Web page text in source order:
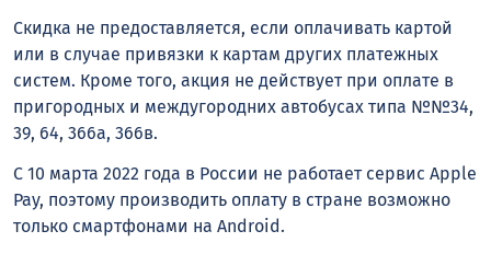
Скидка не предоставляется, если оплачивать картой
или в случае привязки к картам других платежных
систем. Кроме того, акция не действует при оплате в
пригородных и междугородних автобусах типа №№34,
39, 64, 366а, 366в.
С 10 марта 2022 года в России не работает сервис Apple
Pay, поэтому производить оплату в стране возможно
только смартфонами на Android.